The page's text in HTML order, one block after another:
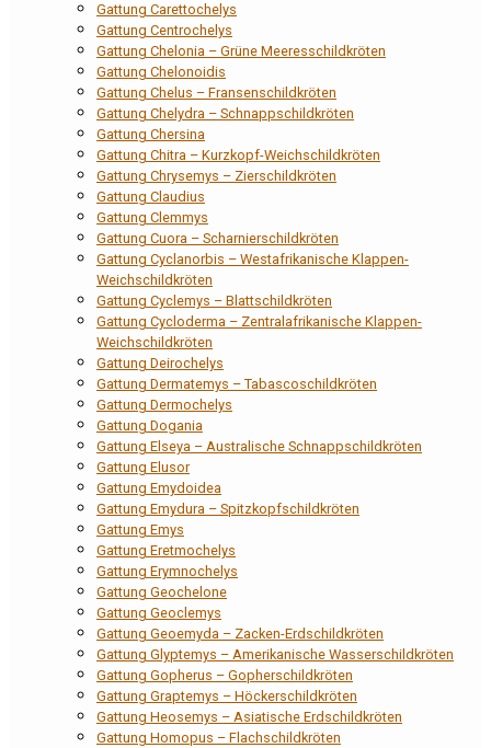
Gattung Carettochelys
Gattung Centrochelys
Gattung Chelonia – Grüne Meeresschildkröten
Gattung Chelonoidis
Gattung Chelus – Fransenschildkröten
Gattung Chelydra – Schnappschildkröten
Gattung Chersina
Gattung Chitra – Kurzkopf-Weichschildkröten
Gattung Chrysemys – Zierschildkröten
Gattung Claudius
Gattung Clemmys
Gattung Cuora – Scharnierschildkröten
Gattung Cyclanorbis – Westafrikanische Klappen-
Weichschildkröten
Gattung Cyclemys – Blattschildkröten
Gattung Cycloderma – Zentralafrikanische Klappen-
Weichschildkröten
Gattung Deirochelys
Gattung Dermatemys – Tabascoschildkröten
Gattung Dermochelys
Gattung Dogania
Gattung Elseya – Australische Schnappschildkröten
Gattung Elusor
Gattung Emydoidea
Gattung Emydura – Spitzkopfschildkröten
Gattung Emys
Gattung Eretmochelys
Gattung Erymnochelys
Gattung Geochelone
Gattung Geoclemys
Gattung Geoemyda – Zacken-Erdschildkröten
Gattung Glyptemys – Amerikanische Wasserschildkröten
Gattung Gopherus – Gopherschildkröten
Gattung Graptemys – Höckerschildkröten
Gattung Heosemys – Asiatische Erdschildkröten
Gattung Homopus – Flachschildkröten